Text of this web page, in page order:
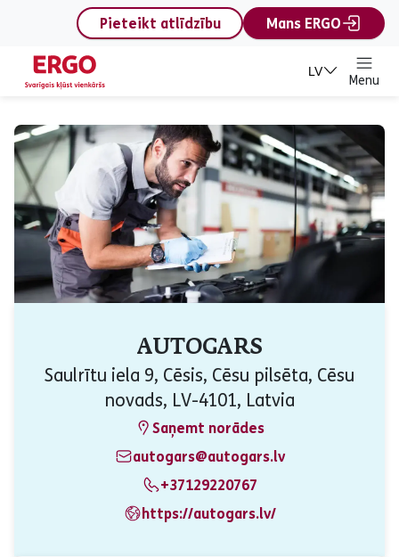
content
Pieteikt atlīdzību
Mans ERGO
LV
Menu
AUTOGARS
Saulrītu iela 9, Cēsis, Cēsu pilsēta, Cēsu
novads, LV-4101, Latvia
Saņemt norādes
autogars@autogars.lv
+37129220767
https://autogars.lv/